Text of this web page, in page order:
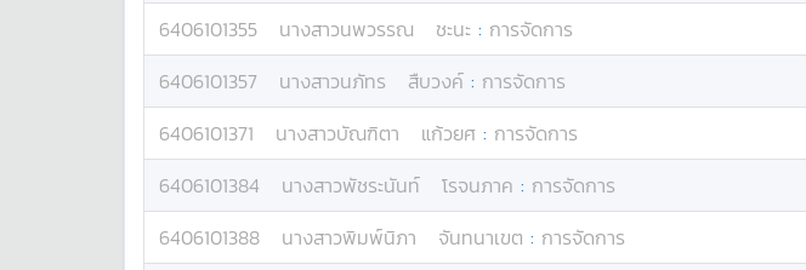
6406101355
นางสาวนพวรรณ ชะนะ : การจัดการ
6406101357
นางสาวนภัทร สืบวงค์ : การจัดการ
6406101371
นางสาวบัณฑิตา แก้วยศ : การจัดการ
6406101384
นางสาวพัชระนันท์ โรจนภาค : การจัดการ
6406101388
นางสาวพิมพ์นิภา จันทนาเขต : การจัดการ